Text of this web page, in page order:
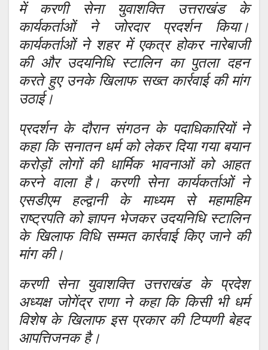
में करणी सेना युवाशक्ति उत्तराखंड के
कार्यकर्ताओं ने जोरदार प्रदर्शन किया।
कार्यकर्ताओं ने शहर में एकत्र होकर नारेबाजी
की और उदयनिधि स्टालिन का पुतला दहन
करते हुए उनके खिलाफ सख्त कार्रवाई की मांग
उठाई।
प्रदर्शन के दौरान संगठन के पदाधिकारियों ने
कहा कि सनातन धर्म को लेकर दिया गया बयान
करोड़ों लोगों की धार्मिक भावनाओं को आहत
करने वाला है। करणी सेना कार्यकर्ताओं ने
एसडीएम हल्द्वानी के माध्यम से महामहिम
राष्ट्रपति को ज्ञापन भेजकर उदयनिधि स्टालिन
के खिलाफ विधि सम्मत कार्रवाई किए जाने की
मांग की।
करणी सेना युवाशक्ति उत्तराखंड के प्रदेश
अध्यक्ष जोगेंद्र राणा ने कहा कि किसी भी धर्म
विशेष के खिलाफ इस प्रकार की टिप्पणी बेहद
आपत्तिजनक है।